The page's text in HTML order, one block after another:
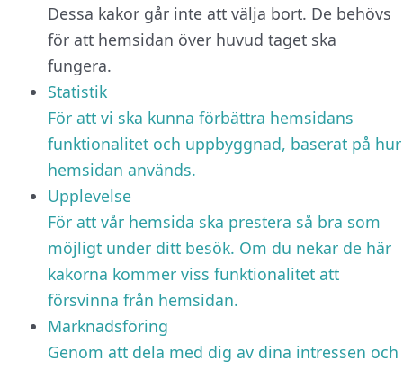
Dessa kakor går inte att välja bort. De behövs
för att hemsidan över huvud taget ska
fungera.
Statistik
För att vi ska kunna förbättra hemsidans
funktionalitet och uppbyggnad, baserat på hur
hemsidan används.
Upplevelse
För att vår hemsida ska prestera så bra som
möjligt under ditt besök. Om du nekar de här
kakorna kommer viss funktionalitet att
försvinna från hemsidan.
Marknadsföring
Genom att dela med dig av dina intressen och